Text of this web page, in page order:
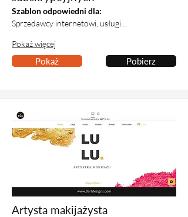
Szablon odpowiedni dla:
Sprzedawcy internetowi, usługi…
Pokaż więcej
Pokaż Pobierz
Artysta makijażysta